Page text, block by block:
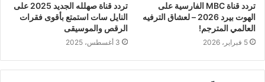
تردد قناة MBC الفارسية على
الهوت بيرد 2026 – لعشاق الترفيه
العالمي المترجم!
5 فبراير، 2026
تردد قناة صهلله الجديد 2025 على
النايل سات استمتع بأقوى فقرات
الرقص والموسيقى
3 أغسطس، 2025